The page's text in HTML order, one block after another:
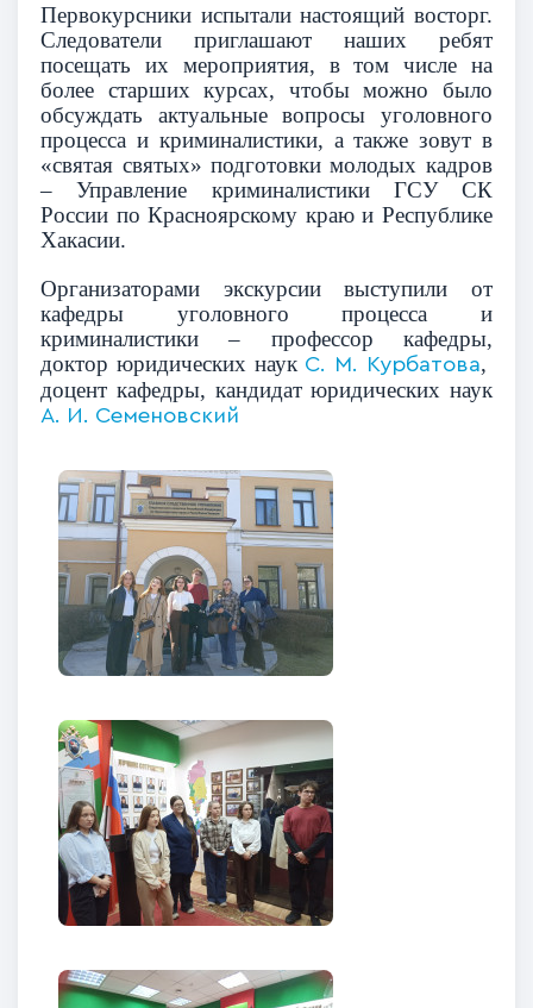
Первокурсники испытали настоящий восторг.
Следователи приглашают наших ребят
посещать их мероприятия, в том числе на
более старших курсах, чтобы можно было
обсуждать актуальные вопросы уголовного
процесса и криминалистики, а также зовут в
«святая святых» подготовки молодых кадров
– Управление криминалистики ГСУ СК
России по Красноярскому краю и Республике
Хакасии.
Организаторами экскурсии выступили от
кафедры уголовного процесса и
криминалистики – профессор кафедры,
доктор юридических наук С. М. Курбатова,
доцент кафедры, кандидат юридических наук
А. И. Семеновский